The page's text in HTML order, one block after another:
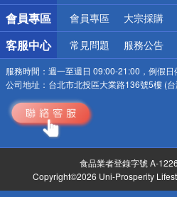
會員專區 會員專區 大宗採購
客服中心 常見問題 服務公告
服務時間： 週一至週日 09:00-21:00，例假日
公司地址： 台北市北投區大業路136號5樓 (台
食品業者登錄字號 A-
Copyright©2026 Uni-Prosperity